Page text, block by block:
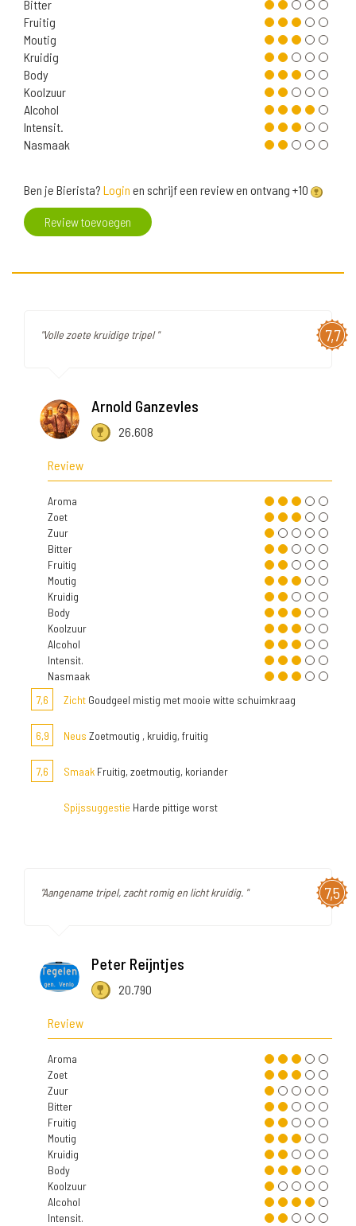
Bitter
Fruitig
Moutig
Kruidig
Body
Koolzuur
Alcohol
Intensit.
Nasmaak
Ben je Bierista? Login en schrijf een review en ontvang +10
Review toevoegen
7,7
"Volle zoete kruidige tripel "
Arnold Ganzevles
26.608
Review
Aroma
Zoet
Zuur
Bitter
Fruitig
Moutig
Kruidig
Body
Koolzuur
Alcohol
Intensit.
Nasmaak
7,6
Zicht Goudgeel mistig met mooie witte schuimkraag
6,9 Neus Zoetmoutig , kruidig, fruitig
7,6 Smaak Fruitig, zoetmoutig, koriander
Spijssuggestie Harde pittige worst
7,5
"Aangename tripel, zacht romig en licht kruidig. "
Peter Reijntjes
20.790
Review
Aroma
Zoet
Zuur
Bitter
Fruitig
Moutig
Kruidig
Body
Koolzuur
Alcohol
Intensit.